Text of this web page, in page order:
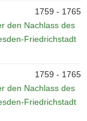
1759 - 1765
den Nachlass des
Friedrichstadt
1759 - 1765
den Nachlass des
Friedrichstadt